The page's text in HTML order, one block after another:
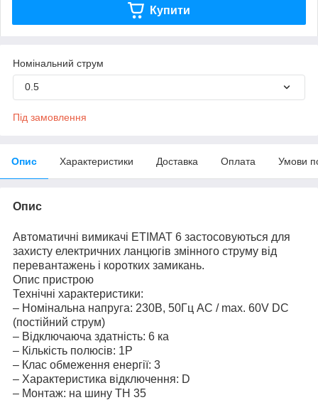
Купити
Номінальний струм
0.5
Під замовлення
Опис Характеристики Доставка Оплата Умови
Опис
Автоматичні вимикачі ETIMAT 6 застосовуються для
захисту електричних ланцюгів змінного струму від
перевантажень і коротких замикань.
Опис пристрою
Технічні характеристики:
– Номінальна напруга: 230В, 50Гц AC / max. 60V DC
(постійний струм)
– Відключаюча здатність: 6 ка
– Кількість полюсів: 1P
– Клас обмеження енергії: 3
– Характеристика відключення: D
– Монтаж: на шину ТН 35